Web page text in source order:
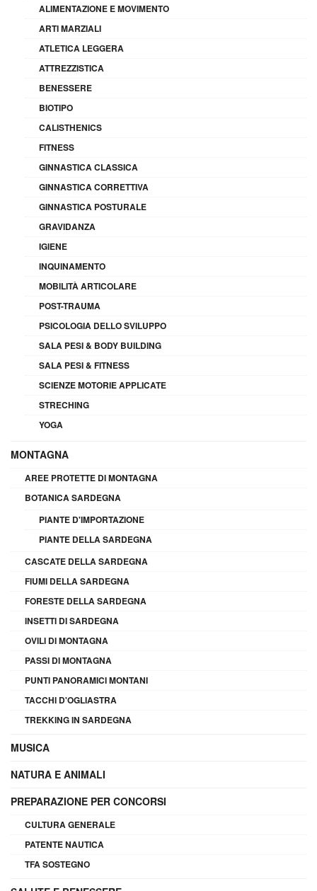
ALIMENTAZIONE E MOVIMENTO
ARTI MARZIALI
ATLETICA LEGGERA
ATTREZZISTICA
BENESSERE
BIOTIPO
CALISTHENICS
FITNESS
GINNASTICA CLASSICA
GINNASTICA CORRETTIVA
GINNASTICA POSTURALE
GRAVIDANZA
IGIENE
INQUINAMENTO
MOBILITÀ ARTICOLARE
POST-TRAUMA
PSICOLOGIA DELLO SVILUPPO
SALA PESI & BODY BUILDING
SALA PESI & FITNESS
SCIENZE MOTORIE APPLICATE
STRECHING
YOGA
MONTAGNA
AREE PROTETTE DI MONTAGNA
BOTANICA SARDEGNA
PIANTE D'IMPORTAZIONE
PIANTE DELLA SARDEGNA
CASCATE DELLA SARDEGNA
FIUMI DELLA SARDEGNA
FORESTE DELLA SARDEGNA
INSETTI DI SARDEGNA
OVILI DI MONTAGNA
PASSI DI MONTAGNA
PUNTI PANORAMICI MONTANI
TACCHI D'OGLIASTRA
TREKKING IN SARDEGNA
MUSICA
NATURA E ANIMALI
PREPARAZIONE PER CONCORSI
CULTURA GENERALE
PATENTE NAUTICA
TFA SOSTEGNO